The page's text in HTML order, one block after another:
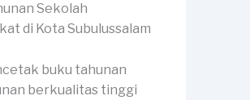
Sekolah
buku tahunan
berkualitas tinggi